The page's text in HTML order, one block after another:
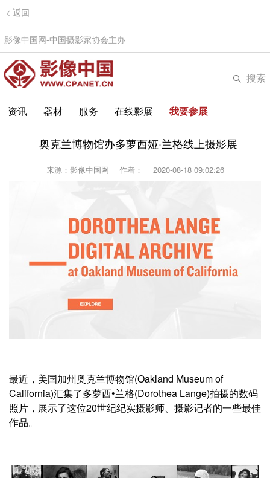
返回
影像中国网-中国摄影家协会主办
搜索
资讯 器材 服务 在线影展 我要参展
奥克兰博物馆办多萝西娅·兰格线上摄影展
来源：影像中国网 作者： 2020-08-18 09:02:26
最近，美国加州奥克兰博物馆(Oakland Museum of
California)汇集了多萝西•兰格(Dorothea Lange)拍摄的数码
照片，展示了这位20世纪纪实摄影师、摄影记者的一些最佳
作品。